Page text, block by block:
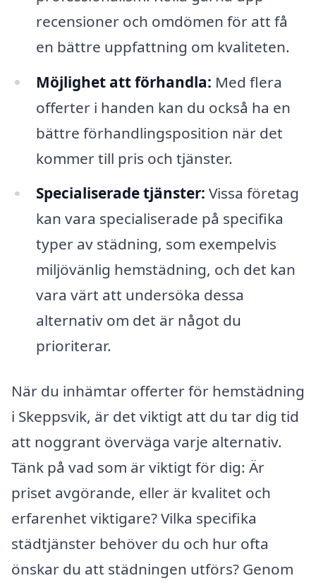
recensioner och omdömen för att få
en bättre uppfattning om kvaliteten.
Möjlighet att förhandla: Med flera
offerter i handen kan du också ha en
bättre förhandlingsposition när det
kommer till pris och tjänster.
Specialiserade tjänster: Vissa företag
kan vara specialiserade på specifika
typer av städning, som exempelvis
miljövänlig hemstädning, och det kan
vara värt att undersöka dessa
alternativ om det är något du
prioriterar.
När du inhämtar offerter för hemstädning
i Skeppsvik, är det viktigt att du tar dig tid
att noggrant överväga varje alternativ.
Tänk på vad som är viktigt för dig: Är
priset avgörande, eller är kvalitet och
erfarenhet viktigare? Vilka specifika
städtjänster behöver du och hur ofta
önskar du att städningen utförs? Genom